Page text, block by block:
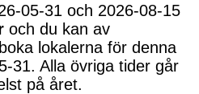
05-31 och 2026-08-15
och du kan av
lokalerna för denna
31. Alla övriga tider går
på året.